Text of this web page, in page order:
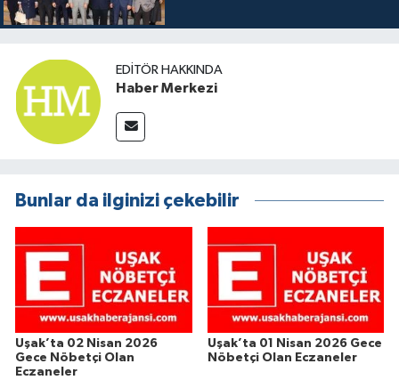
EDITÖR HAKKINDA
Haber Merkezi
Bunlar da ilginizi çekebilir
Uşak’ta 02 Nisan 2026
Gece Nöbetçi Olan
Eczaneler
Uşak’ta 01 Nisan 2026 Gece
Nöbetçi Olan Eczaneler